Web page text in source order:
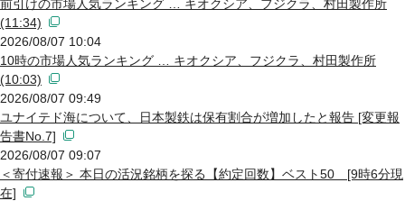
前引けの市場人気ランキング … キオクシア、フジクラ、村田製作所
(11:34)
2026/08/07 10:04
10時の市場人気ランキング … キオクシア、フジクラ、村田製作所
(10:03)
2026/08/07 09:49
ユナイテド海について、日本製鉄は保有割合が増加したと報告 [変更報
告書No.7]
2026/08/07 09:07
＜寄付速報＞ 本日の活況銘柄を探る【約定回数】ベスト50 [9時6分現
在]